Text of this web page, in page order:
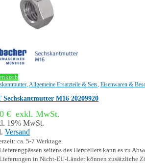
, Allgemeine Ersatzteile & Sets, Eisenwaren &
Sechskantmutter M16 20209920
€ exkl. MwSt.
19% MwSt.
Versand
ca. 5-7 Werktage
seitens des Herstellers kann es zu
in Nicht-EU-Länder können zusätzliche